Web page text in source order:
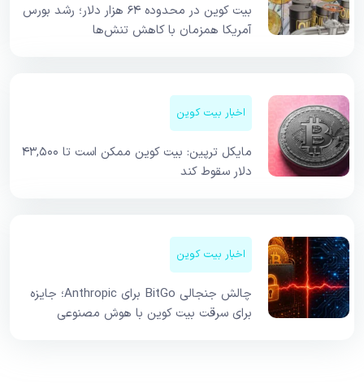
بیت کوین در محدوده ۶۴ هزار دلار؛ رشد بورس
آمریکا همزمان با کاهش تنش‌ها
اخبار بیت کوین
مایکل ترپین: بیت کوین ممکن است تا ۴۳,۵۰۰
دلار سقوط کند
اخبار بیت کوین
چالش جنجالی BitGo برای Anthropic؛ جایزه
برای سرقت بیت کوین با هوش مصنوعی